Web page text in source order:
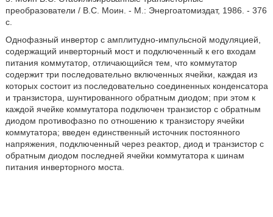
преобразователи / B.C. Моин. - М.: Энергоатомиздат, 1986. - 376
с.
Однофазный инвертор с амплитудно-импульсной модуляцией,
содержащий инверторный мост и подключенный к его входам
питания коммутатор, отличающийся тем, что коммутатор
содержит три последовательно включенных ячейки, каждая из
которых состоит из последовательно соединенных конденсатора
и транзистора, шунтированного обратным диодом; при этом к
каждой ячейке коммутатора подключен транзистор с обратным
диодом противофазно по отношению к транзистору ячейки
коммутатора; введен единственный источник постоянного
напряжения, подключенный через реактор, диод и транзистор с
обратным диодом последней ячейки коммутатора к шинам
питания инверторного моста.